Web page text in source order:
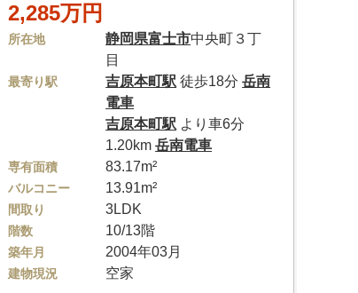
2,285万円
所在地 静岡県富士市中央町３丁
目
最寄り駅 吉原本町駅 徒歩18分岳南
電車
吉原本町駅 より車6分
1.20km岳南電車
専有面積 83.17m²
バルコニー 13.91m²
間取り 3LDK
階数 10/13階
築年月 2004年03月
建物現況 空家